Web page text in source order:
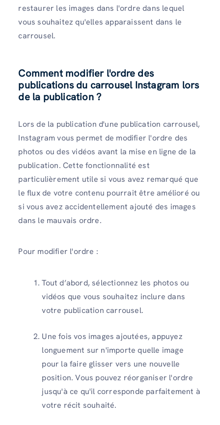
restaurer les images dans l'ordre dans lequel
vous souhaitez qu'elles apparaissent dans le
carrousel.
Comment modifier l'ordre des
publications du carrousel Instagram lors
de la publication ?
Lors de la publication d'une publication carrousel,
Instagram vous permet de modifier l'ordre des
photos ou des vidéos avant la mise en ligne de la
publication. Cette fonctionnalité est
particulièrement utile si vous avez remarqué que
le flux de votre contenu pourrait être amélioré ou
si vous avez accidentellement ajouté des images
dans le mauvais ordre.
Pour modifier l'ordre :
Tout d’abord, sélectionnez les photos ou
vidéos que vous souhaitez inclure dans
votre publication carrousel.
Une fois vos images ajoutées, appuyez
longuement sur n'importe quelle image
pour la faire glisser vers une nouvelle
position. Vous pouvez réorganiser l'ordre
jusqu'à ce qu'il corresponde parfaitement à
votre récit souhaité.